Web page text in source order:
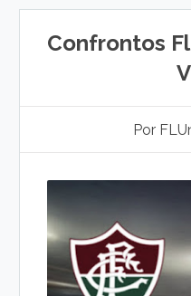
Confrontos
Por